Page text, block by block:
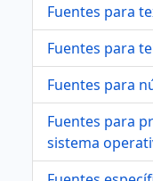
Fuentes para
Fuentes para
Fuentes para
Fuentes para
sistema